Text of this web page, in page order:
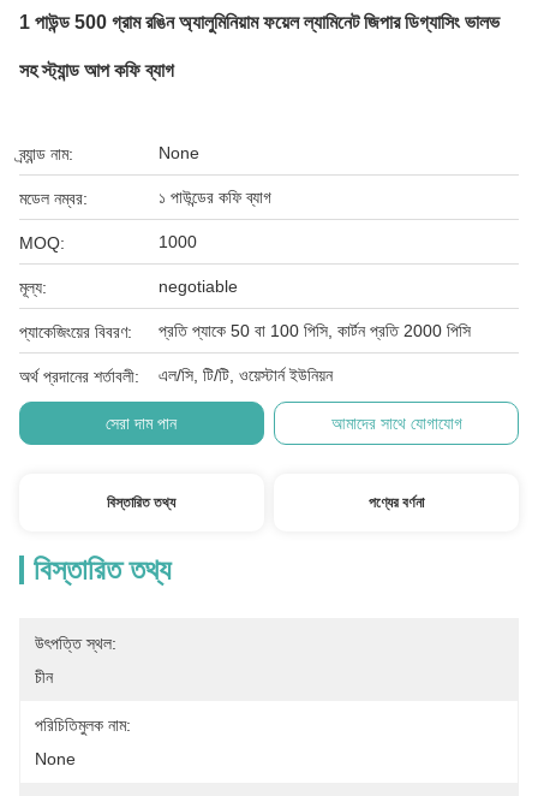
1 পাউন্ড 500 গ্রাম রঙিন অ্যালুমিনিয়াম ফয়েল ল্যামিনেট জিপার ডিগ্যাসিং ভালভ
সহ স্ট্যান্ড আপ কফি ব্যাগ
ব্র্যান্ড নাম: None
মডেল নম্বর: ১ পাউন্ডের কফি ব্যাগ
MOQ: 1000
মূল্য: negotiable
প্যাকেজিংয়ের বিবরণ: প্রতি প্যাকে 50 বা 100 পিসি, কার্টন প্রতি 2000 পিসি
অর্থ প্রদানের শর্তাবলী: এল/সি, টি/টি, ওয়েস্টার্ন ইউনিয়ন
সেরা দাম পান আমাদের সাথে যোগাযোগ
বিস্তারিত তথ্য পণ্যের বর্ণনা
বিস্তারিত তথ্য
উৎপত্তি স্থল:
চীন
পরিচিতিমুলক নাম:
None